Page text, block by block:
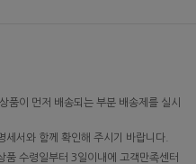
품이 먼저 배송되는 부분 배송제를 실시
서와 함께 확인해 주시기 바랍니다.
품 수령일부터 3일이내에 고객만족센터